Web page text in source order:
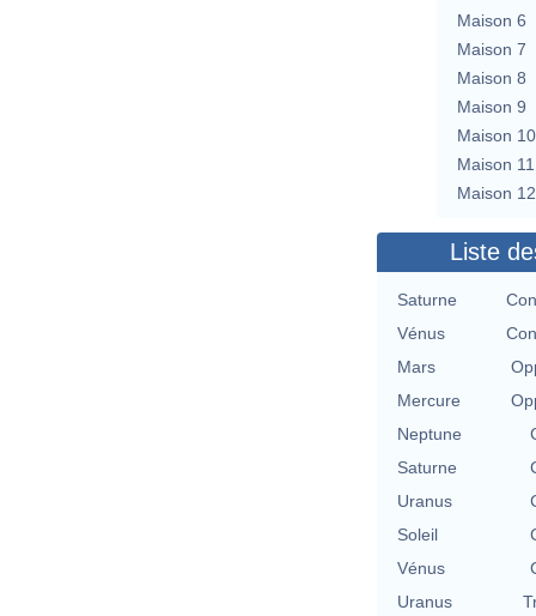
Maison 6
Maison 7
Maison 8
Maison 9
Maison 10
Maison 11
Maison 12
Liste
Saturne
Vénus
Mars
Mercure
Neptune
Saturne
Uranus
Soleil
Vénus
Uranus